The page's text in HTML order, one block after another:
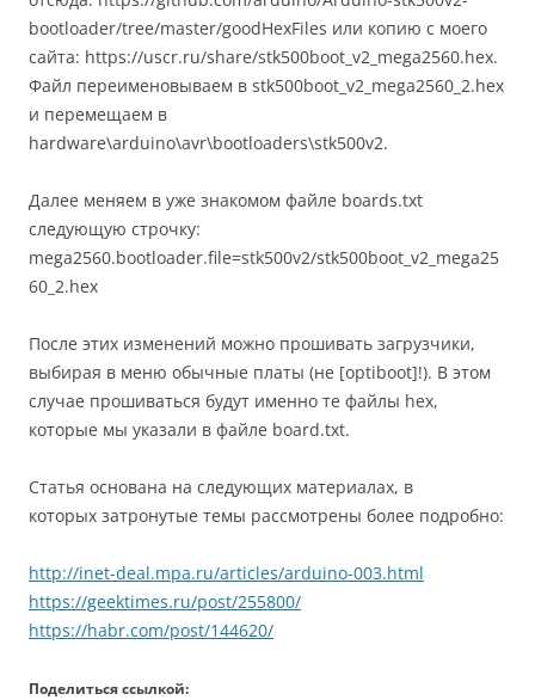
bootloader/tree/master/goodHexFiles или копию с моего
сайта: https://uscr.ru/share/stk500boot_v2_mega2560.hex.
Файл переименовываем в stk500boot_v2_mega2560_2.hex
и перемещаем в
hardware\arduino\avr\bootloaders\stk500v2.
Далее меняем в уже знакомом файле boards.txt
следующую строчку:
mega2560.bootloader.file=stk500v2/stk500boot_v2_mega25
60_2.hex
После этих изменений можно прошивать загрузчики,
выбирая в меню обычные платы (не [optiboot]!). В этом
случае прошиваться будут именно те файлы hex,
которые мы указали в файле board.txt.
Статья основана на следующих материалах, в
которых затронутые темы рассмотрены более подробно:
http://inet-deal.mpa.ru/articles/arduino-003.html
https://geektimes.ru/post/255800/
https://habr.com/post/144620/
Поделиться ссылкой: